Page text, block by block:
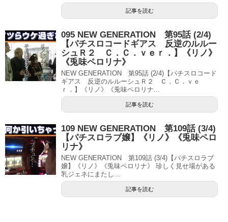
記事を読む
095 NEW GENERATION 第95話 (2/4)
【パチスロコードギアス 反逆のルルー
シュＲ２ Ｃ．Ｃ．ｖｅｒ．】《リノ》
《兎味ペロリナ》
NEW GENERATION 第95話 (2/4)【パチスロコード
ギアス 反逆のルルーシュＲ２ Ｃ．Ｃ．ｖｅ
ｒ．】《リノ》《兎味ペロリナ...
記事を読む
109 NEW GENERATION 第109話 (3/4)
【パチスロラブ嬢】《リノ》《兎味ペロ
リナ》
NEW GENERATION 第109話 (3/4)【パチスロラブ
嬢】《リノ》《兎味ペロリナ》 珍しく見せ場がある
乳ジェネにまたし...
記事を読む